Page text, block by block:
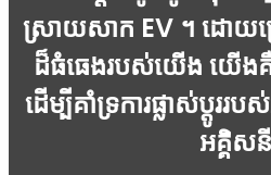
ស្រាយសាក EV ។ ដោយ
ដ៏ធំធេងរបស់យើង យើងគឺ
ដើម្បីគាំទ្រការផ្លាស់ប្តូរ
អគ្គិស